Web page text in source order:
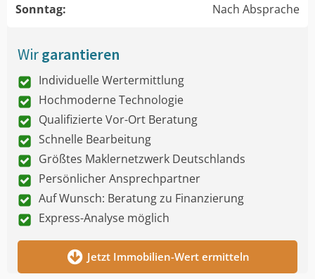
Sonntag:
Nach Absprache
Wirgarantieren
Individuelle Wertermittlung
Hochmoderne Technologie
Qualifizierte Vor-Ort Beratung
Schnelle Bearbeitung
Größtes Maklernetzwerk Deutschlands
Persönlicher Ansprechpartner
Auf Wunsch: Beratung zu Finanzierung
Express-Analyse möglich
Jetzt Immobilien-Wert ermitteln